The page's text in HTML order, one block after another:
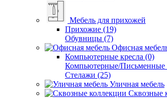
Мебель для прихожей
Прихожие (19)
Обувницы (7)
Офисная
Компьютерные кресла (0)
Компьютерные/Письменные
Стелажи (25)
Уличная мебель
Сквозные